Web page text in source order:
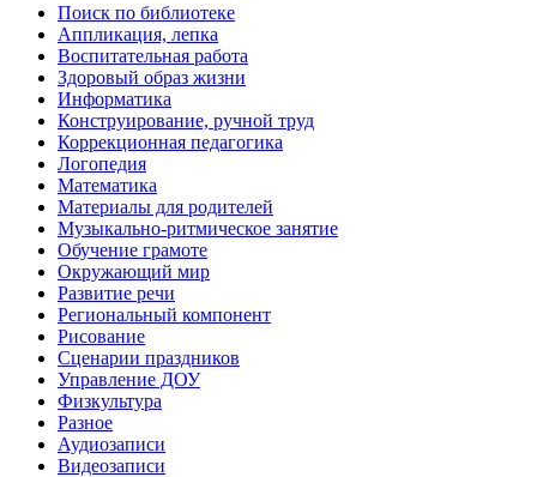
Поиск по библиотеке
Аппликация, лепка
Воспитательная работа
Здоровый образ жизни
Информатика
Конструирование, ручной труд
Коррекционная педагогика
Логопедия
Математика
Материалы для родителей
Музыкально-ритмическое занятие
Обучение грамоте
Окружающий мир
Развитие речи
Региональный компонент
Рисование
Сценарии праздников
Управление ДОУ
Физкультура
Разное
Аудиозаписи
Видеозаписи